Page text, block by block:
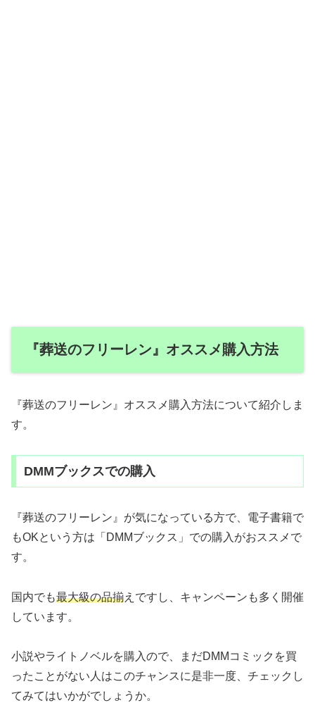
『葬送のフリーレン』オススメ購入方法
『葬送のフリーレン』オススメ購入方法について紹介しま
す。
DMMブックスでの購入
『葬送のフリーレン』が気になっている方で、電子書籍で
もOKという方は「DMMブックス」での購入がおススメで
す。
国内でも最大級の品揃えですし、キャンペーンも多く開催
しています。
小説やライトノベルを購入ので、まだDMMコミックを買
ったことがない人はこのチャンスに是非一度、チェックし
てみてはいかがでしょうか。